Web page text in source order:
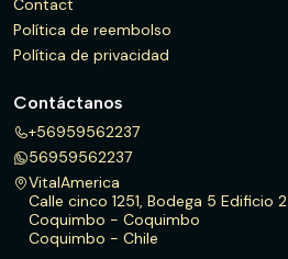
Política de reembolso
Política de privacidad
Contáctanos
+56959562237
56959562237
VitalAmerica
Calle cinco 1251, Bodega 5 Edificio 2
Coquimbo - Coquimbo
Coquimbo - Chile